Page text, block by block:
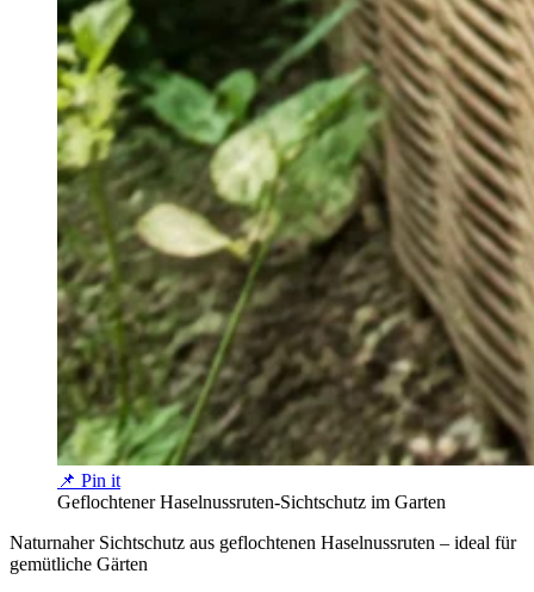
📌 Pin it
Geflochtener Haselnussruten-Sichtschutz im Garten
Naturnaher Sichtschutz aus geflochtenen Haselnussruten – ideal für
gemütliche Gärten